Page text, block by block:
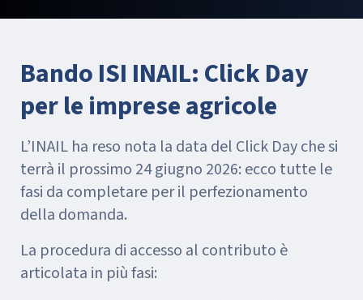
Bando ISI INAIL: Click Day
per le imprese agricole
L’INAIL ha reso nota la data del Click Day che si
terrà il prossimo 24 giugno 2026: ecco tutte le
fasi da completare per il perfezionamento
della domanda.
La procedura di accesso al contributo è
articolata in più fasi: